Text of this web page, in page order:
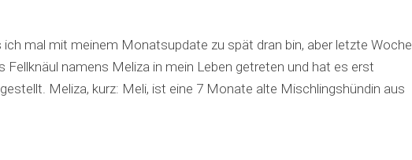
ich mal mit meinem Monatsupdate zu spät dran bin, aber letzte Woche
Fellknäul namens Meliza in mein Leben getreten und hat es erst
Meliza, kurz: Meli, ist eine 7 Monate alte Mischlingshündin aus